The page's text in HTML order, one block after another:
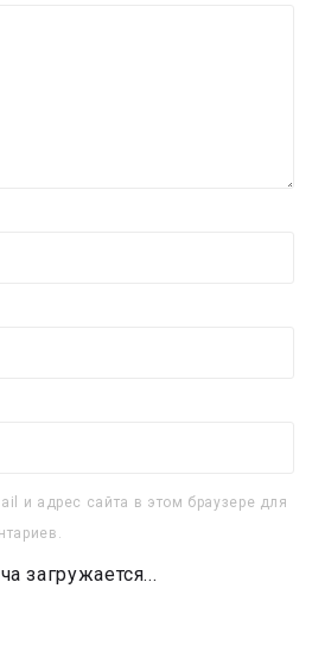
и адрес сайта в этом браузере для
загружается...